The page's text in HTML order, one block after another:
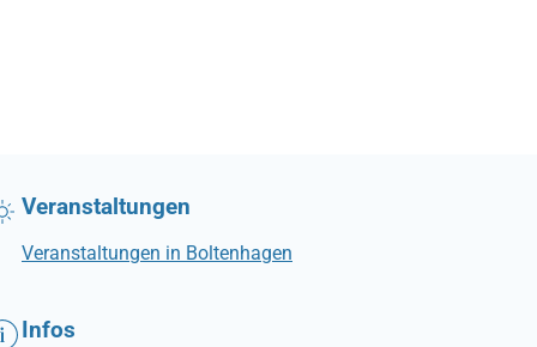
Veranstaltungen
Veranstaltungen in Boltenhagen
Infos